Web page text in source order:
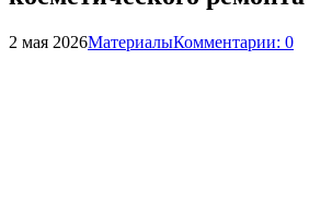
2 мая 2026МатериалыКомментарии: 0